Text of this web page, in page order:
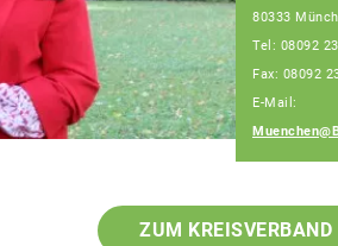
80333
Tel: 08092
Fax: 08092
E-Mail:
ZUM KREISVERBAND